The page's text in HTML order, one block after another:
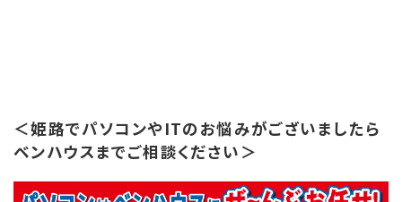
＜姫路でパソコンやITのお悩みがございましたら
ベンハウスまでご相談ください＞